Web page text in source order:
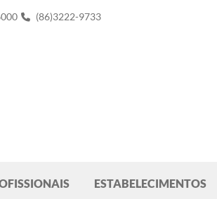
(86)3222-9733
ESTABELECIMENTOS